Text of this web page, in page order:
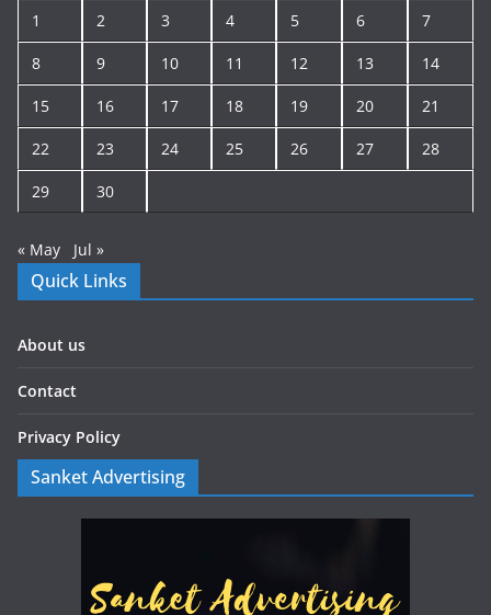
1 2 3 4 5 6 7
8 9 10 11 12 13 14
15 16 17 18 19 20 21
22 23 24 25 26 27 28
29 30
« May Jul »
Quick Links
About us
Contact
Privacy Policy
Sanket Advertising